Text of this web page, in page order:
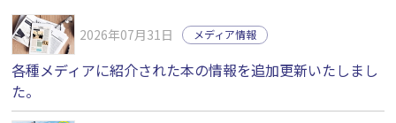
2026年07月31日 メディア情報
各種メディアに紹介された本の情報を追加更新いたしまし
た。